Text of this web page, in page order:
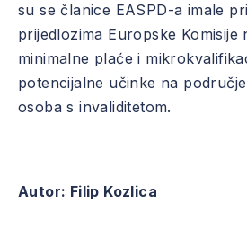
su se članice EASPD-a imale
prijedlozima Europske Komisije
minimalne plaće i
potencijalne učinke na
osoba s invaliditetom.
Autor: Filip Kozlica